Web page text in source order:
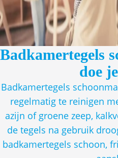
Badkamertegels
doe
Badkamertegels
regelmatig te reinigen
azijn of groene zeep,
de tegels na gebruik
badkamertegels schoon,